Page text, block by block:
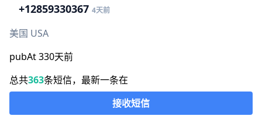
+12859330367 4天前
美国 USA
pubAt 330天前
总共363条短信，最新一条在
接收短信